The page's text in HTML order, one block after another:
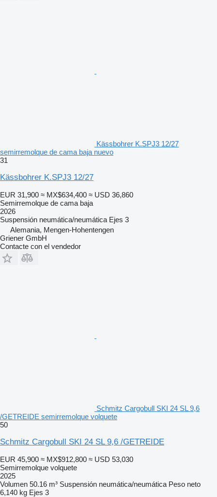
Kässbohrer K.SPJ3 12/27
semirremolque de cama baja nuevo
31
Kässbohrer K.SPJ3 12/27
EUR 31,900 ≈ MX$634,400 ≈ USD 36,860
Semirremolque de cama baja
2026
Suspensión neumática/neumática Ejes 3
Alemania, Mengen-Hohentengen
Griener GmbH
Contacte con el vendedor
Schmitz Cargobull SKI 24 SL 9,6
/GETREIDE semirremolque volquete
50
Schmitz Cargobull SKI 24 SL 9,6 /GETREIDE
EUR 45,900 ≈ MX$912,800 ≈ USD 53,030
Semirremolque volquete
2025
Volumen 50.16 m³ Suspensión neumática/neumática Peso neto
6,140 kg Ejes 3